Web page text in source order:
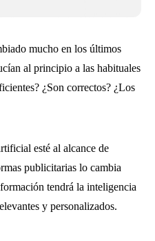
mucho en los últimos
al principio a las habituales
¿Son correctos? ¿Los
esté al alcance de
publicitarias lo cambia
tendrá la inteligencia
y personalizados.